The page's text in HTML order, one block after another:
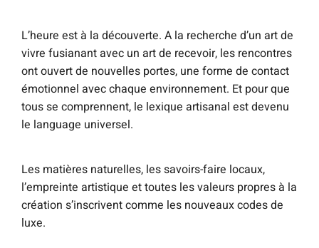
L’heure est à la découverte. A la recherche d’un art de
vivre fusianant avec un art de recevoir, les rencontres
ont ouvert de nouvelles portes, une forme de contact
émotionnel avec chaque environnement. Et pour que
tous se comprennent, le lexique artisanal est devenu
le language universel.
Les matières naturelles, les savoirs-faire locaux,
l’empreinte artistique et toutes les valeurs propres à la
création s’inscrivent comme les nouveaux codes de
luxe.